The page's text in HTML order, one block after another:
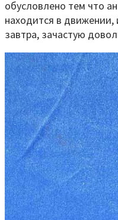
обусловлено тем что
находится в движении,
завтра, зачастую